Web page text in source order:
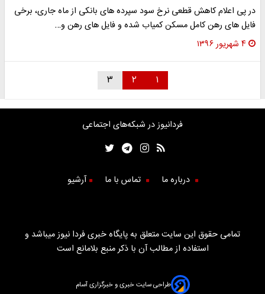
در پی اعلام کاهش قطعی نرخ سود سپرده های بانکی از ماه جاری، برخی
فایل های رهن کامل مسکن کمیاب شده و فایل های رهن و…
۴ شهریور ۱۳۹۶
۱ ۲ ۳
فردانیوز در شبکه‌های اجتماعی
درباره ما تماس با ما آرشیو
تمامی حقوق این سایت متعلق به پایگاه خبری فردا نیوز میباشد و
استفاده از مطالب آن با ذکر منبع بلامانع است
طراحی سایت خبری و خبرگزاری آسام